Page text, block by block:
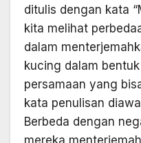
ditulis dengan kata
kita melihat
dalam
kucing dalam
persamaan yang
kata penulisan
Berbeda dengan
mereka